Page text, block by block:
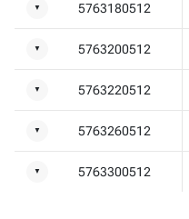
▼ 5763180512
▼ 5763200512
▼ 5763220512
▼ 5763260512
▼ 5763300512